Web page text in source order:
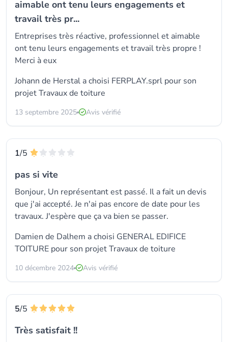
aimable ont tenu leurs engagements et
travail très pr...
Entreprises très réactive, professionnel et aimable
ont tenu leurs engagements et travail très propre !
Merci à eux
Johann de Herstal a choisi FERPLAY.sprl pour son
projet Travaux de toiture
13 septembre 2025 Avis vérifié
1/5
pas si vite
Bonjour, Un représentant est passé. Il a fait un devis
que j'ai accepté. Je n'ai pas encore de date pour les
travaux. J'espère que ça va bien se passer.
Damien de Dalhem a choisi GENERAL EDIFICE
TOITURE pour son projet Travaux de toiture
10 décembre 2024 Avis vérifié
5/5
Très satisfait !!